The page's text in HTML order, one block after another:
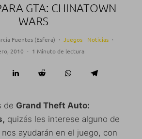
GTA: CHINATOWN
WARS
Fuentes (Esfera) · Juegos Noticias ·
2010 · 1 Minuto de lectura
de Grand Theft Auto:
quizás les interese alguno de
ayudarán en el juego, con